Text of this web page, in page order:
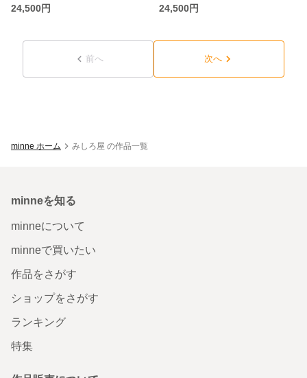
24,500円
24,500円
前へ 次へ
minne ホーム みしろ屋 の作品一覧
minneを知る
minneについて
minneで買いたい
作品をさがす
ショップをさがす
ランキング
特集